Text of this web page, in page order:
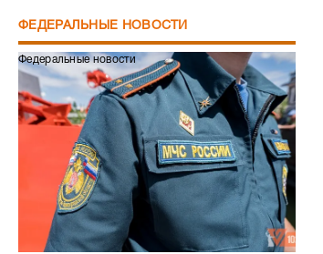
ФЕДЕРАЛЬНЫЕ НОВОСТИ
Федеральные новости